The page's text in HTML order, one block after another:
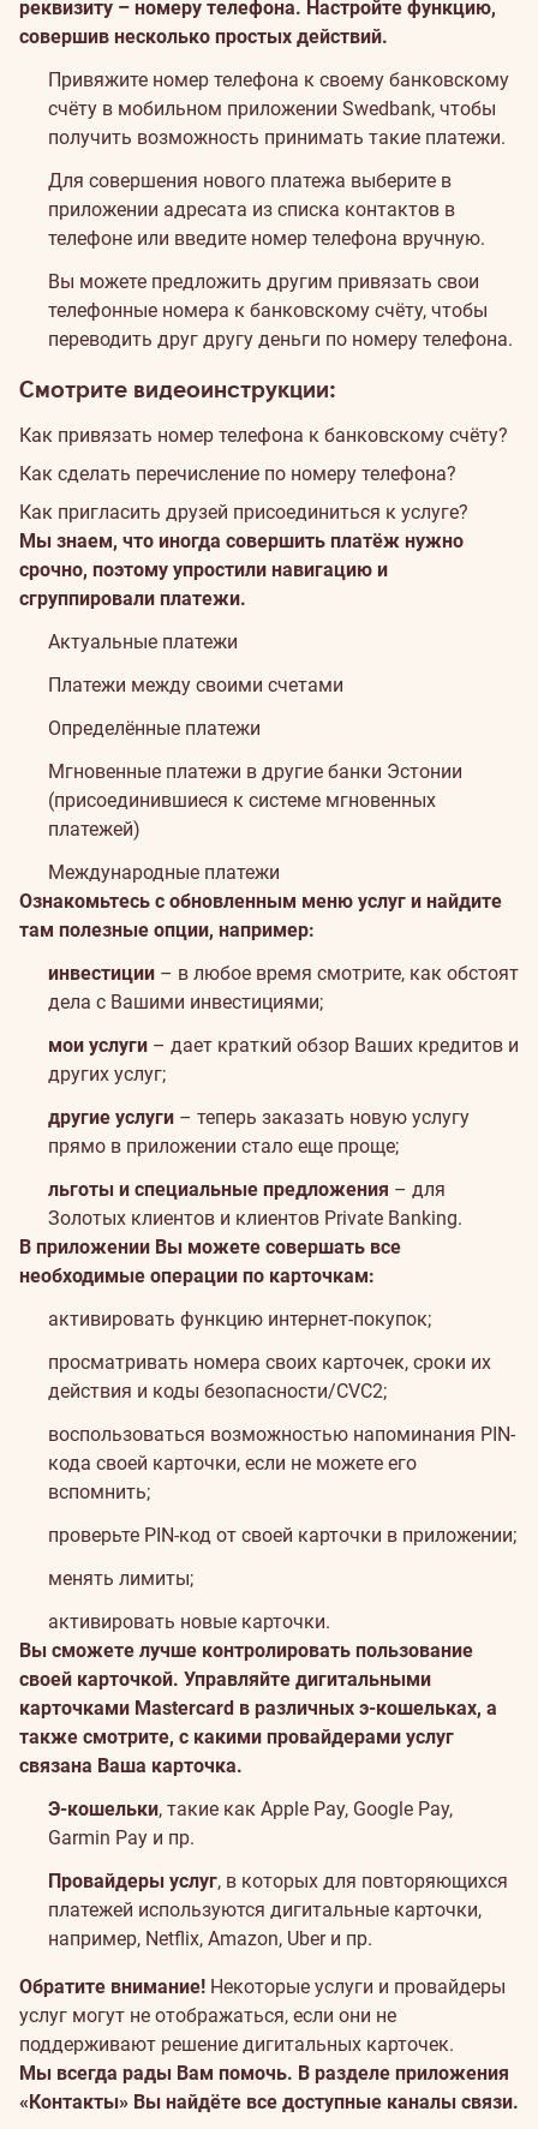
реквизиту – номеру телефона. Настройте функцию,
совершив несколько простых действий.
Привяжите номер телефона к своему банковскому
счёту в мобильном приложении Swedbank, чтобы
получить возможность принимать такие платежи.
Для совершения нового платежа выберите в
приложении адресата из списка контактов в
телефоне или введите номер телефона вручную.
Вы можете предложить другим привязать свои
телефонные номера к банковскому счёту, чтобы
переводить друг другу деньги по номеру телефона.
Смотрите видеоинструкции:
Как привязать номер телефона к банковскому счёту?
Как сделать перечисление по номеру телефона?
Как пригласить друзей присоединиться к услуге?
Мы знаем, что иногда совершить платёж нужно
срочно, поэтому упростили навигацию и
сгруппировали платежи.
Aктуальные платежи
Платежи между своими счетами
Определённые платежи
Мгновенные платежи в другие банки Эстонии
(присоединившиеся к системе мгновенных
платежей)
Международные платежи
Ознакомьтесь с обновленным меню услуг и найдите
там полезные опции, например:
инвестиции – в любое время смотрите, как обстоят
дела с Вашими инвестициями;
мои услуги – дает краткий обзор Ваших кредитов и
других услуг;
другие услуги – теперь заказать новую услугу
прямо в приложении стало еще проще;
льготы и специальные предложения – для
Золотых клиентов и клиентов Private Banking.
В приложении Вы можете совершать все
необходимые операции по карточкам:
активировать функцию интернет-покупок;
просматривать номера своих карточек, сроки их
действия и коды безопасности/CVC2;
воспользоваться возможностью напоминания PIN-
кода своей карточки, если не можете его
вспомнить;
проверьте PIN-код от своей карточки в приложении;
менять лимиты;
активировать новые карточки.
Вы сможете лучше контролировать пользование
своей карточкой. Управляйте дигитальными
карточками Mastercard в различных э-кошельках, а
также смотрите, с какими провайдерами услуг
связана Ваша карточка.
Э-кошельки, такие как Apple Pay, Google Pay,
Garmin Pay и пр.
Провайдеры услуг, в которых для повторяющихся
платежей используются дигитальные карточки,
например, Netflix, Amazon, Uber и пр.
Обратите внимание! Некоторые услуги и провайдеры
услуг могут не отображаться, если они не
поддерживают решение дигитальных карточек.
Мы всегда рады Вам помочь. В разделе приложения
«Контакты» Вы найдёте все доступные каналы связи.